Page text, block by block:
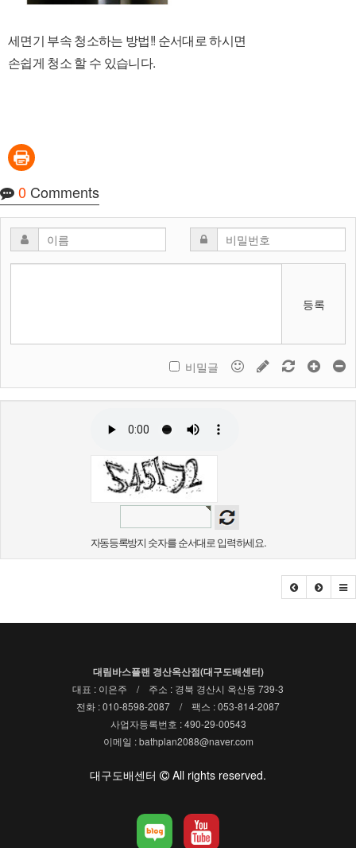
세면기 부속 청소하는 방법!! 순서대로 하시면
손쉽게 청소 할 수 있습니다.
0 Comments
등록
비밀글
자동등록방지 숫자를 순서대로 입력하세요.
대림바스플랜 경산옥산점(대구도배센터)
대표 : 이은주 / 주소 : 경북 경산시 옥산동 739-3
전화 : 010-8598-2087 / 팩스 : 053-814-2087
사업자등록번호 : 490-29-00543
이메일 : bathplan2088@naver.com
대구도배센터 All rights reserved.